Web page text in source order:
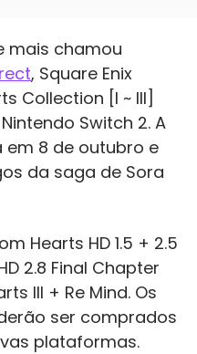
mais chamou
, Square Enix
Collection [I ~ III]
Switch 2. A
8 de outubro e
da saga de Sora
Hearts HD 1.5 + 2.5
2.8 Final Chapter
III + Re Mind. Os
ser comprados
plataformas.